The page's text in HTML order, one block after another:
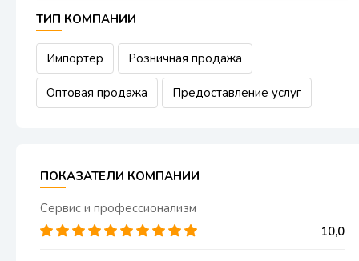
ТИП КОМПАНИИ
Импортер Розничная продажа
Оптовая продажа Предоставление услуг
ПОКАЗАТЕЛИ КОМПАНИИ
Сервис и профессионализм
10,00